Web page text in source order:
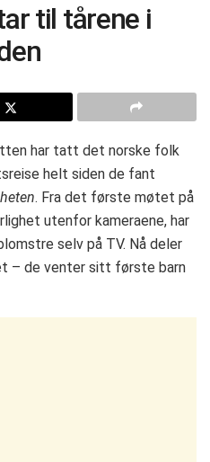
til tårene i
har tatt det norske folk
helt siden de fant
. Fra det første møtet på
utenfor kameraene, har
selv på TV. Nå deler
– de venter sitt første barn